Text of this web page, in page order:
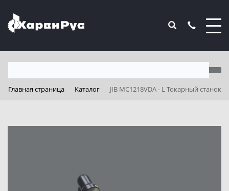
Главная страница Каталог JIB MC1218VDA - L Токарный станок